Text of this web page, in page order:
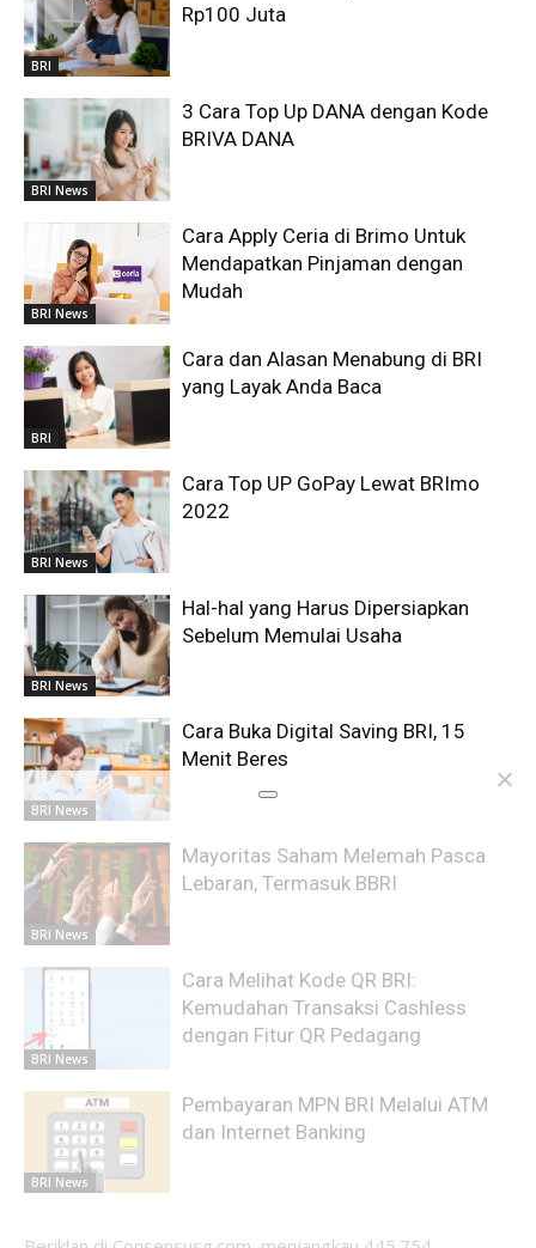
BRI
Rp100 Juta
BRI News
3 Cara Top Up DANA dengan Kode
BRIVA DANA
BRI News
Cara Apply Ceria di Brimo Untuk
Mendapatkan Pinjaman dengan
Mudah
BRI
Cara dan Alasan Menabung di BRI
yang Layak Anda Baca
BRI News
Cara Top UP GoPay Lewat BRImo
2022
BRI News
Hal-hal yang Harus Dipersiapkan
Sebelum Memulai Usaha
BRI News
Cara Buka Digital Saving BRI, 15
Menit Beres
BRI News
Mayoritas Saham Melemah Pasca
Lebaran, Termasuk BBRI
BRI News
Cara Melihat Kode QR BRI:
Kemudahan Transaksi Cashless
dengan Fitur QR Pedagang
BRI News
Pembayaran MPN BRI Melalui ATM
dan Internet Banking